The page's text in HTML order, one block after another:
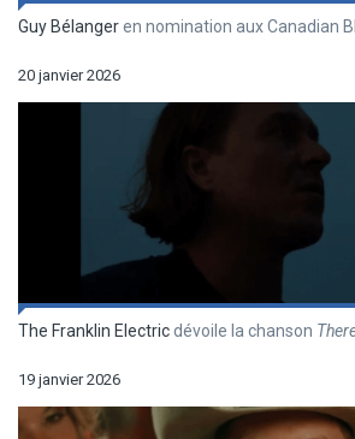
Guy Bélangeren nomination aux Canadian
20 janvier 2026
The Franklin Electricdévoile la chanson
19 janvier 2026